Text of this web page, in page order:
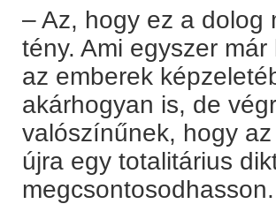
– Az, hogy ez a dolog
tény. Ami egyszer
az emberek
akárhogyan is, de
valószínűnek, hogy
újra egy totalitárius
megcsontosodhasson.